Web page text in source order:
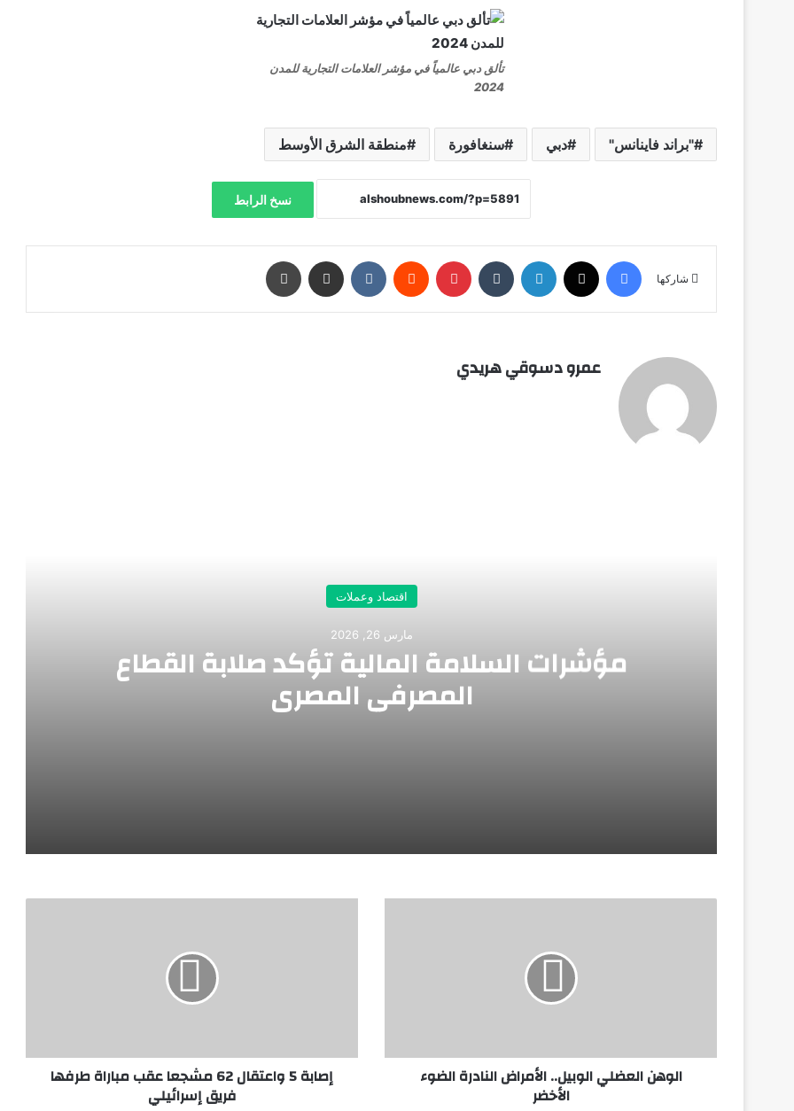
تألق دبي عالمياً في مؤشر العلامات التجارية للمدن
2024
"براند فاينانس" دبي سنغافورة منطقة الشرق الأوسط
نسخ الرابط
شاركها
عمرو دسوقي هريدي
اقتصاد وعملات
مارس 26, 2026
مؤشرات السلامة المالية تؤكد صلابة القطاع
المصرفي المصري
“المشاط” تستعرض محاور “السردية الوطنية للتنمية الشاملة” وآليات تمويل المستهدفات
يناير 20, 2026
الوهن العضلي الوبيل.. الأمراض النادرة الضوء
الأخضر
إصابة 5 واعتقال 62 مشجعا عقب مباراة طرفها
فريق إسرائيلي